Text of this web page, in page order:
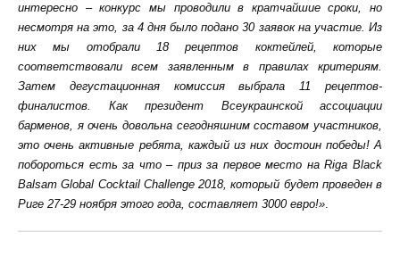
интересно – конкурс мы проводили в кратчайшие сроки, но
несмотря на это, за 4 дня было подано 30 заявок на участие. Из
них мы отобрали 18 рецептов коктейлей, которые
соответствовали всем заявленным в правилах критериям.
Затем дегустационная комиссия выбрала 11 рецептов-
финалистов. Как президент Всеукраинской ассоциации
барменов, я очень довольна сегодняшним составом участников,
это очень активные ребята, каждый из них достоин победы! А
побороться есть за что – приз за первое место на Riga Black
Balsam Global Cocktail Challenge 2018, который будет проведен в
Риге 27-29 ноября этого года, составляет 3000 евро!».